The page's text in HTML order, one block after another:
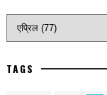
TAGS